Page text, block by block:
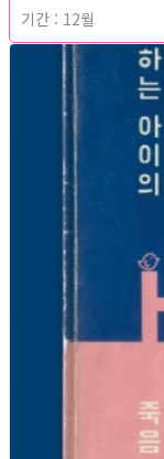
기간 : 12월